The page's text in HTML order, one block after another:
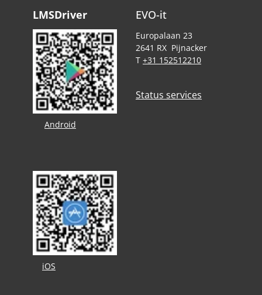
LMSDriver
Android
iOS
EVO-it
Europalaan 23
2641 RX Pijnacker
T +31 152512210
Status services